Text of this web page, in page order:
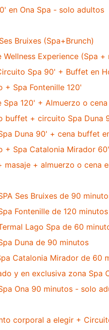
en Ona Spa - solo adultos
Bruixes (Spa+Brunch)
Wellness Experience (Spa
Spa 90' + Buffet en
+ Spa Fontenille 120'
Spa 120' + Almuerzo o
buffet + circuito Spa Duna
Duna 90' + cena buffet
+ Spa Catalonia Mirador 60'
masaje + almuerzo o cena
Ses Bruixes de 90
Fontenille de 120 minutos
Lago Spa de 60
Duna de 90 minutos
Catalonia Mirador de 60
y en exclusiva zona Spa
Ona 90 minutos - solo
corporal a elegir +